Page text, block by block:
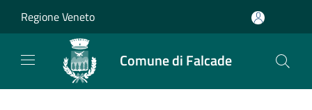
Regione Veneto
Comune di Falcade